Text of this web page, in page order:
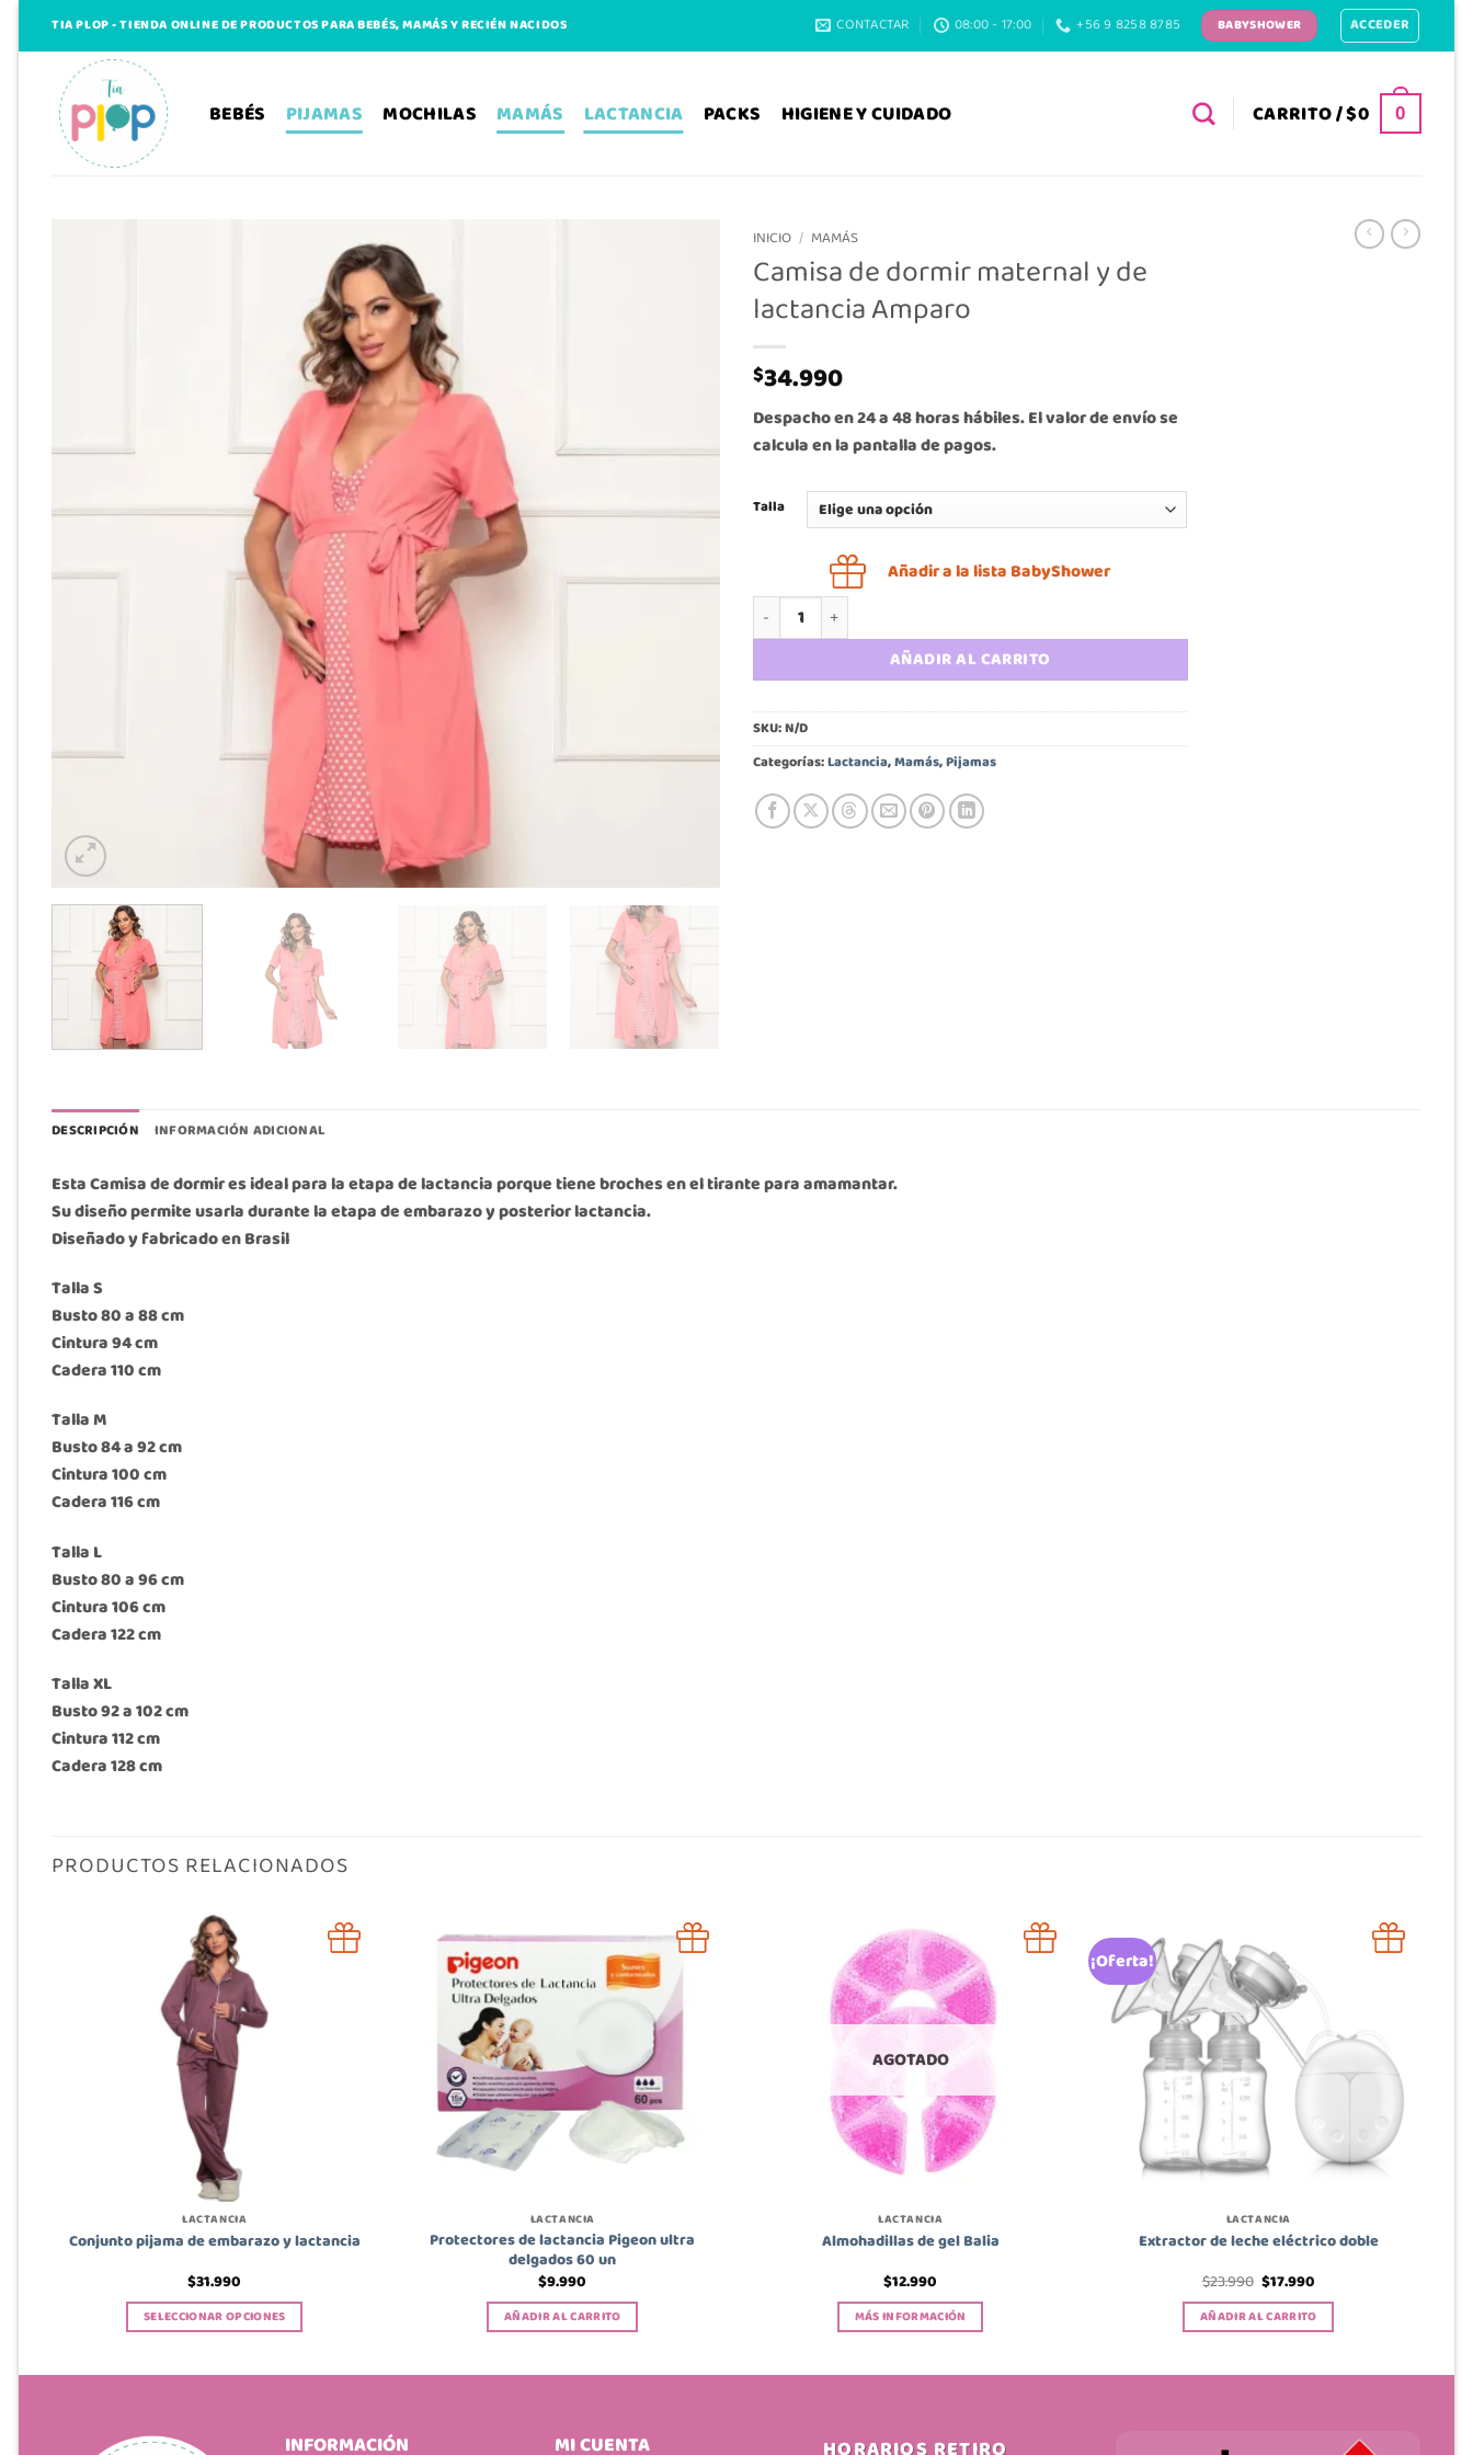
Saltar
contenido
TIA PLOP - TIENDA ONLINE DE PRODUCTOS PARA BEBÉS, MAMÁS Y RECIÉN NACIDOS CONTACTAR 08:00 - 17:00 +56 9 8258 8785 BABYSHOWER ACCEDER
BEBÉS PIJAMAS MOCHILAS MAMÁS LACTANCIA PACKS HIGIENE Y CUIDADO CARRITO /$0 0
INICIO / MAMÁS
Camisa de dormir maternal y de
lactancia Amparo
$34.990
Despacho en 24 a 48 horas hábiles. El valor de envío se
calcula en la pantalla de pagos.
Talla
Añadir a la lista BabyShower
Camisa de dormir maternal y de lactancia Amparo cantidad
AÑADIR AL CARRITO
SKU:N/D
Categorías:Lactancia,Mamás,Pijamas
DESCRIPCIÓN INFORMACIÓN ADICIONAL
Esta Camisa de dormir es ideal para la etapa de lactancia porque tiene broches en el tirante para amamantar.
Su diseño permite usarla durante la etapa de embarazo y posterior lactancia.
Diseñado y fabricado en Brasil
Talla S
Busto 80 a 88 cm
Cintura 94 cm
Cadera 110 cm
Talla M
Busto 84 a 92 cm
Cintura 100 cm
Cadera 116 cm
Talla L
Busto 80 a 96 cm
Cintura 106 cm
Cadera 122 cm
Talla XL
Busto 92 a 102 cm
Cintura 112 cm
Cadera 128 cm
PRODUCTOS RELACIONADOS
LACTANCIA
Conjunto pijama de embarazo y lactancia
$31.990
SELECCIONAR OPCIONES
LACTANCIA
Protectores de lactancia Pigeon ultra
delgados 60 un
$9.990
AÑADIR AL CARRITO
AGOTADO
LACTANCIA
Almohadillas de gel Balia
$12.990
MÁS INFORMACIÓN
¡Oferta!
LACTANCIA
Extractor de leche eléctrico doble
$23.990 El
precio
original
era:
$17.990El
precio
actual
es:
AÑADIR AL CARRITO
INFORMACIÓN MI CUENTA